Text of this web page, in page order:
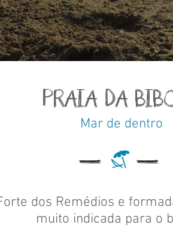
PRAIA DA
Mar de dentro
l l
dos Remédios e
muito indicada para o